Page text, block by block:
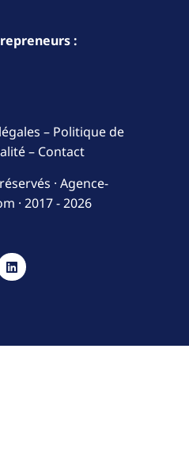
:
– Politique de
– Contact
· Agence-
· 2017 - 2026